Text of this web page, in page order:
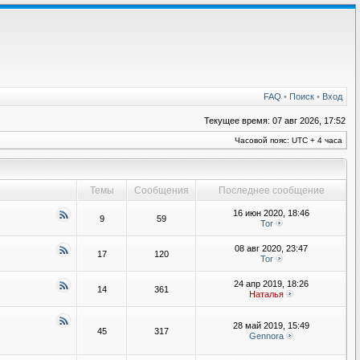
FAQ • Поиск • Вход
Текущее время: 07 авг 2026, 17:52
Часовой пояс: UTC + 4 часа
Темы Сообщения
Последнее сообщение
9 59
16 июн 2020, 18:46
Tor
17 120
08 авг 2020, 23:47
Tor
14 361
24 апр 2019, 18:26
Наталья
45 317
28 май 2019, 15:49
Gennora